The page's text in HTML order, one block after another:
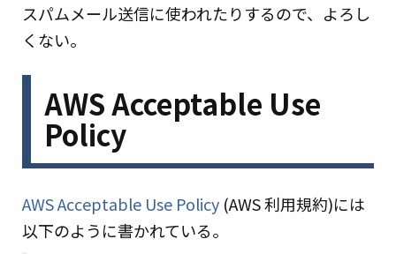
スパムメール送信に使われたりするので、よろし
くない。
AWS Acceptable Use
Policy
AWS Acceptable Use Policy (AWS 利用規約)には
以下のように書かれている。